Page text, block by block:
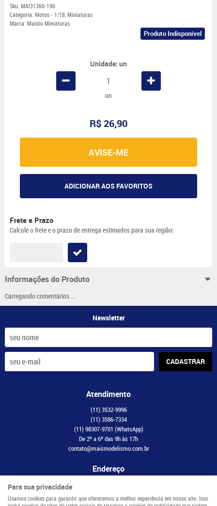
Sku: MAI31360-196
Categoria: Motos - 1/18,Miniaturas
Marca: Maisto Miniaturas
Produto Indisponível
Unidade: un
un
R$ 26,90
AVISE-ME
ADICIONAR AOS FAVORITOS
Frete e Prazo
Calcule o frete e o prazo de entrega estimados para sua região:
Informações do Produto
Carregando comentários ...
Newsletter
CADASTRAR
Atendimento
(11) 3532-9996
(11) 3586-7334
(11) 98307-9701 (WhatsApp)
De 2ª a 6ª das 9h às 17h
contato@maismodelismo.com.br
Endereço
Avenida Adolfo Pinheiro, 2056, CJ 34
Para sua privacidade
Usamos cookies para garantir que oferecemos a melhor experiência em nosso site. Isso